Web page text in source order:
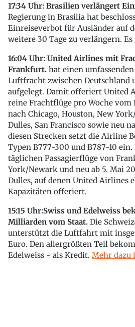
17:34 Uhr: Brasilien verlängert
Regierung in Brasilia hat
Einreiseverbot für Ausländer auf
weitere 30 Tage zu verlängern.
16:04 Uhr: United Airlines mit
Frankfurt. hat einen
Luftfracht zwischen Deutschland
aufgelegt. Damit offeriert United
reine Frachtflüge pro Woche
nach Chicago, Houston, New
Dulles, San Francisco sowie neu
diesen Strecken setzt die Airline
Typen B777-300 und B787-10
täglichen Passagierflüge von
York/Newark und neu ab 5. Mai
Dulles, auf denen United Airlines
Kapazitäten offeriert.
15:15 Uhr:Swiss und Edelweiss
Milliarden vom Staat. Die
unterstützt die Luftfahrt mit
Euro. Den allergrößten Teil
Edelweiss - als Kredit. Mehr dazu